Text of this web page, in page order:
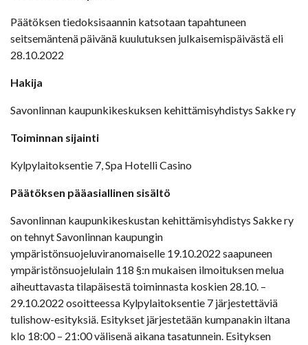
Päätöksen tiedoksisaannin katsotaan tapahtuneen
seitsemäntenä päivänä kuulutuksen julkaisemispäivästä eli
28.10.2022
Hakija
Savonlinnan kaupunkikeskuksen kehittämisyhdistys Sakke ry
Toiminnan sijainti
Kylpylaitoksentie 7, Spa Hotelli Casino
Päätöksen pääasiallinen sisältö
Savonlinnan kaupunkikeskustan kehittämisyhdistys Sakke ry
on tehnyt Savonlinnan kaupungin
ympäristönsuojeluviranomaiselle 19.10.2022 saapuneen
ympäristönsuojelulain 118 §:n mukaisen ilmoituksen melua
aiheuttavasta tilapäisestä toiminnasta koskien 28.10. –
29.10.2022 osoitteessa Kylpylaitoksentie 7 järjestettäviä
tulishow-esityksiä. Esitykset järjestetään kumpanakin iltana
klo 18:00 – 21:00 välisenä aikana tasatunnein. Esityksen